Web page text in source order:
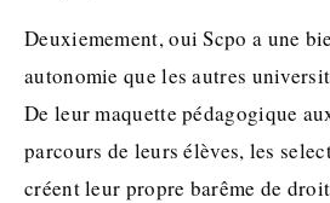
Deuxiemement, oui Scpo a une
autonomie que les autres
De leur maquette pédagogique
parcours de leurs élèves, les
créent leur propre barême de